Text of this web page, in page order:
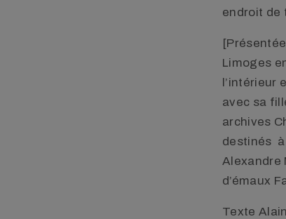
endroit de
Limoges
l’intérieur
avec sa
archives
destinés à
Alexandre
d’émaux
Texte